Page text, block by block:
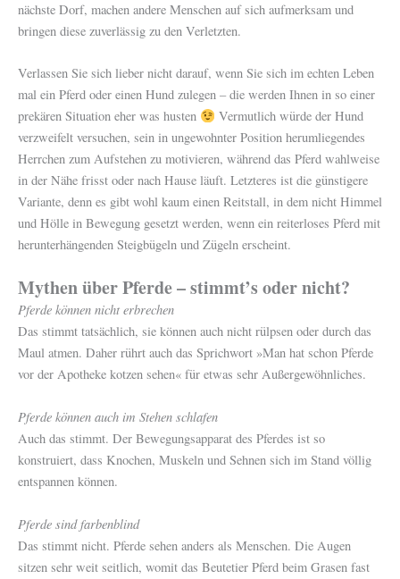
nächste Dorf, machen andere Menschen auf sich aufmerksam und
bringen diese zuverlässig zu den Verletzten.
Verlassen Sie sich lieber nicht darauf, wenn Sie sich im echten Leben
mal ein Pferd oder einen Hund zulegen – die werden Ihnen in so einer
prekären Situation eher was husten
Vermutlich würde der Hund
verzweifelt versuchen, sein in ungewohnter Position herumliegendes
Herrchen zum Aufstehen zu motivieren, während das Pferd wahlweise
in der Nähe frisst oder nach Hause läuft. Letzteres ist die günstigere
Variante, denn es gibt wohl kaum einen Reitstall, in dem nicht Himmel
und Hölle in Bewegung gesetzt werden, wenn ein reiterloses Pferd mit
herunterhängenden Steigbügeln und Zügeln erscheint.
Mythen über Pferde – stimmt’s oder nicht?
Pferde können nicht erbrechen
Das stimmt tatsächlich, sie können auch nicht rülpsen oder durch das
Maul atmen. Daher rührt auch das Sprichwort »Man hat schon Pferde
vor der Apotheke kotzen sehen« für etwas sehr Außergewöhnliches.
Pferde können auch im Stehen schlafen
Auch das stimmt. Der Bewegungsapparat des Pferdes ist so
konstruiert, dass Knochen, Muskeln und Sehnen sich im Stand völlig
entspannen können.
Pferde sind farbenblind
Das stimmt nicht. Pferde sehen anders als Menschen. Die Augen
sitzen sehr weit seitlich, womit das Beutetier Pferd beim Grasen fast